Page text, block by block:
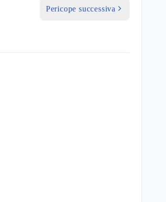
Pericope successiva